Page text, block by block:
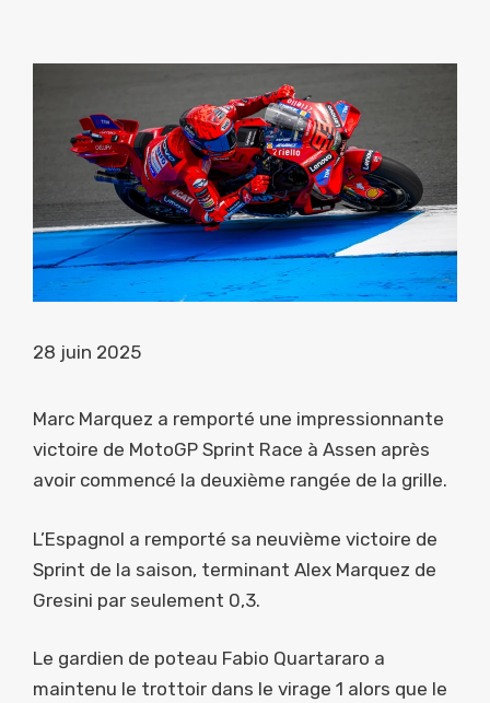
28 juin 2025
Marc Marquez a remporté une impressionnante
victoire de MotoGP Sprint Race à Assen après
avoir commencé la deuxième rangée de la grille.
L’Espagnol a remporté sa neuvième victoire de
Sprint de la saison, terminant Alex Marquez de
Gresini par seulement 0,3.
Le gardien de poteau Fabio Quartararo a
maintenu le trottoir dans le virage 1 alors que le